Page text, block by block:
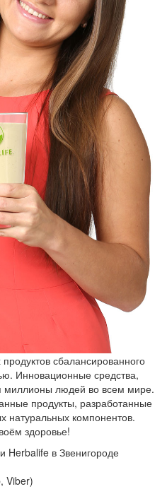
сбалансированного
Инновационные средства,
миллионы людей во всем мире.
продукты, разработанные
натуральных компонентов.
здоровье!
Herbalife в Звенигороде
Viber)